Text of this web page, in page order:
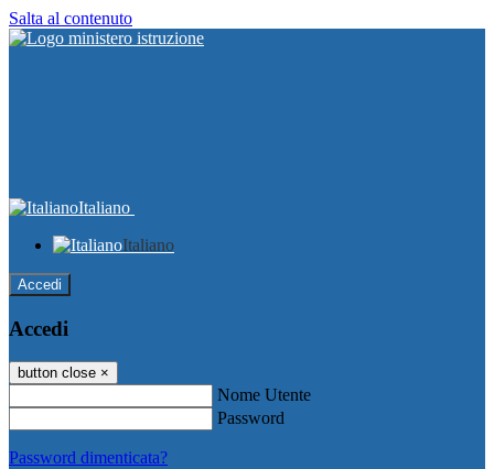
Salta al contenuto
Italiano
Italiano
Accedi
Accedi
button close ×
Nome Utente
Password
Password dimenticata?